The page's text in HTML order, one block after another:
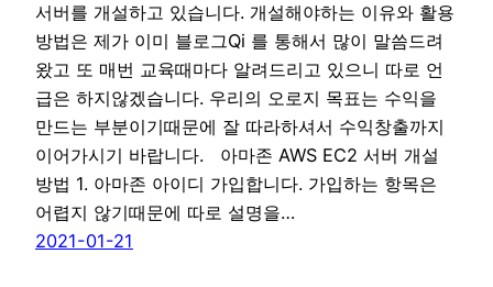
서버를 개설하고 있습니다. 개설해야하는 이유와 활용
방법은 제가 이미 블로그Qi 를 통해서 많이 말씀드려
왔고 또 매번 교육때마다 알려드리고 있으니 따로 언
급은 하지않겠습니다. 우리의 오로지 목표는 수익을
만드는 부분이기때문에 잘 따라하셔서 수익창출까지
이어가시기 바랍니다. 아마존 AWS EC2 서버 개설
방법 1. 아마존 아이디 가입합니다. 가입하는 항목은
어렵지 않기때문에 따로 설명을…
2021-01-21